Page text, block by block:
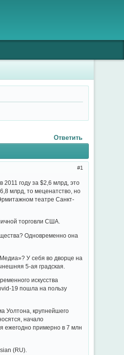
Ответить
1
2011 году за $2,6 млрд, это
млрд, то меценатство, но
театре Санкт-
торговли США.
Одновременно она
У себя во дворце на
5-ая градская.
искусства
19 пошла на пользу
Уолтона, крупнейшего
начало
ежегодно примерно в 7 млн
(RU).